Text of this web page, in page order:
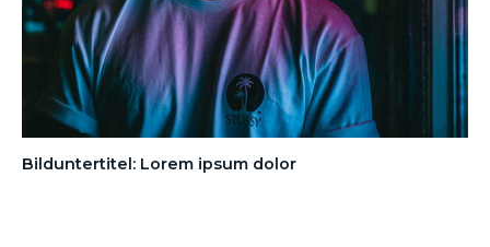
Bilduntertitel: Lorem ipsum dolor